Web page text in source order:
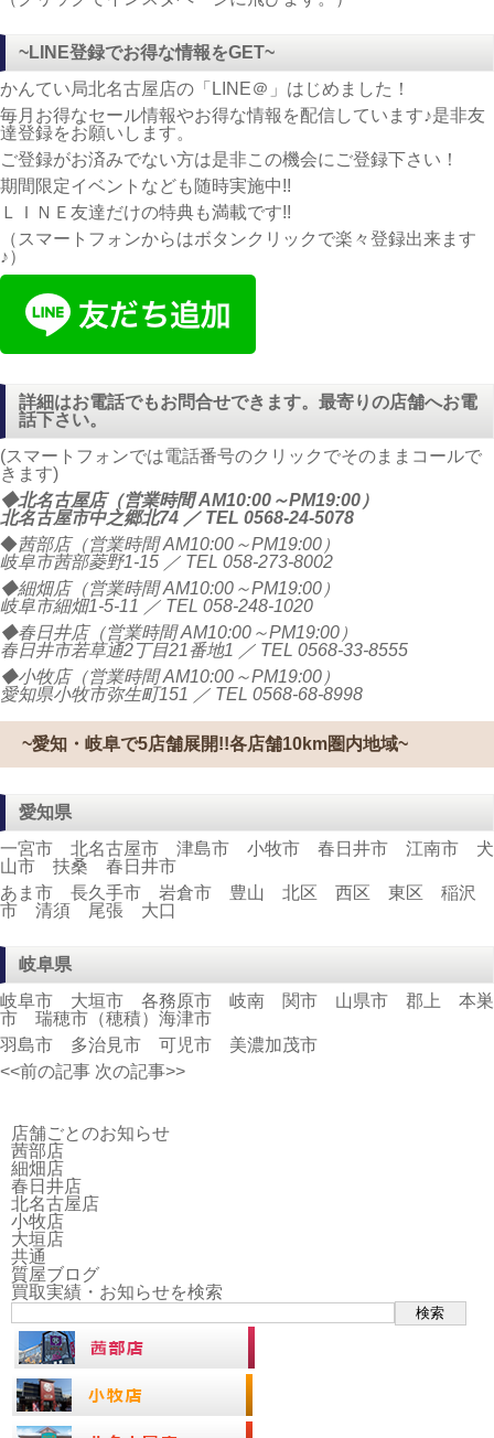
~LINE登録でお得な情報をGET~
かんてい局北名古屋店の「LINE＠」はじめました！
毎月お得なセール情報やお得な情報を配信しています♪是非友
達登録をお願いします。
ご登録がお済みでない方は是非この機会にご登録下さい！
期間限定イベントなども随時実施中!!
ＬＩＮＥ友達だけの特典も満載です!!
（スマートフォンからはボタンクリックで楽々登録出来ます
♪）
詳細はお電話でもお問合せできます。最寄りの店舗へお電
話下さい。
(スマートフォンでは電話番号のクリックでそのままコールで
きます)
◆北名古屋店（営業時間 AM10:00～PM19:00）
北名古屋市中之郷北74 ／ TEL 0568-24-5078
◆茜部店（営業時間 AM10:00～PM19:00）
岐阜市茜部菱野1-15 ／ TEL 058-273-8002
◆細畑店（営業時間 AM10:00～PM19:00）
岐阜市細畑1-5-11 ／ TEL 058-248-1020
◆春日井店（営業時間 AM10:00～PM19:00）
春日井市若草通2丁目21番地1 ／ TEL 0568-33-8555
◆小牧店（営業時間 AM10:00～PM19:00）
愛知県小牧市弥生町151 ／ TEL 0568-68-8998
~愛知・岐阜で5店舗展開!!各店舗10km圏内地域~
愛知県
一宮市 北名古屋市 津島市 小牧市 春日井市 江南市 犬
山市 扶桑 春日井市
あま市 長久手市 岩倉市 豊山 北区 西区 東区 稲沢
市 清須 尾張 大口
岐阜県
岐阜市 大垣市 各務原市 岐南 関市 山県市 郡上 本巣
市 瑞穂市（穂積）海津市
羽島市 多治見市 可児市 美濃加茂市
<<前の記事 次の記事>>
店舗ごとのお知らせ
茜部店
細畑店
春日井店
北名古屋店
小牧店
大垣店
共通
質屋ブログ
買取実績・お知らせを検索
検索